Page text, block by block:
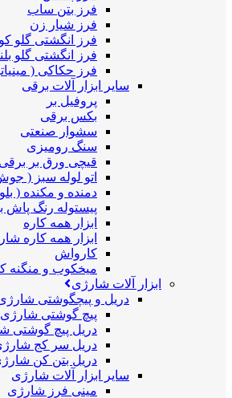
فرز بتن ساب
فرز شیار زن
فرز انگشتی گلو
فرز انگشتی گلو
فرز حکاکی (
سایر ابزار آلات برقی
پروفیل بر
بکس برقی
سشوار صنعتی
سنگ رومیزی
قیچی ورق بر برقی
اتو لوله سبز (
دمنده و مکنده (
پیستوله رنگ پاش
ابزار همه کاره
ابزار همه کاره
کارواش
میخکوب و منگنه
ابزار آلات شارژی
دریل و پیچگوشتی
پیچ گوشتی شارژی
دریل پیچ گوشتی
دریل سر کج
دریل بتن کن
سایر ابزار آلات شارژی
مینی فرز شارژی